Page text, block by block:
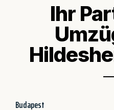
Ihr
Budapest